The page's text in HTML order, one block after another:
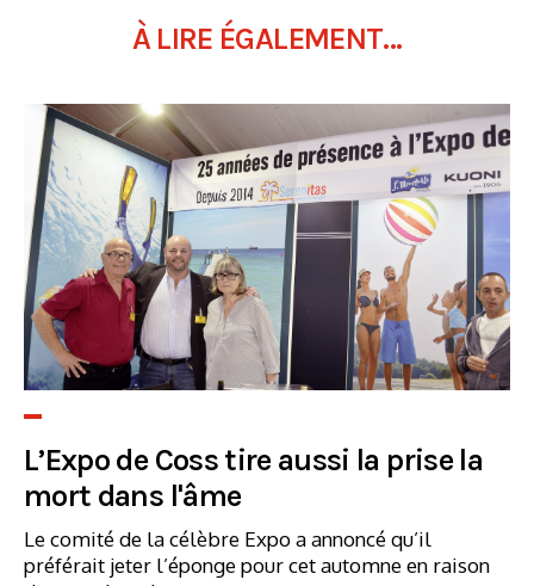
À LIRE ÉGALEMENT...
L’Expo de Coss tire aussi la prise la
mort dans l'âme
Le comité de la célèbre Expo a annoncé qu’il
préférait jeter l’éponge pour cet automne en raison